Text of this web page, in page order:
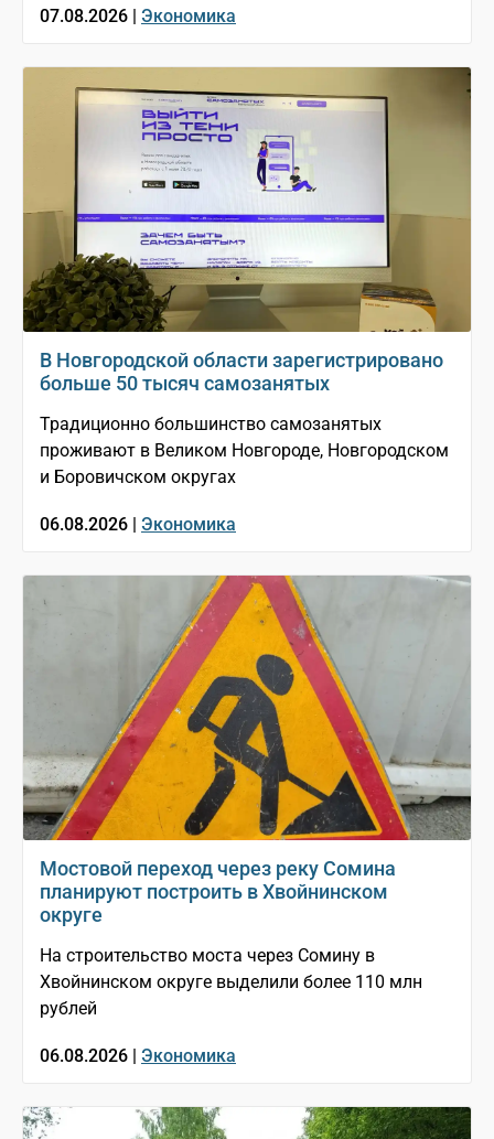
07.08.2026 | Экономика
В Новгородской области зарегистрировано
больше 50 тысяч самозанятых
Традиционно большинство самозанятых
проживают в Великом Новгороде, Новгородском
и Боровичском округах
06.08.2026 | Экономика
Мостовой переход через реку Сомина
планируют построить в Хвойнинском
округе
На строительство моста через Сомину в
Хвойнинском округе выделили более 110 млн
рублей
06.08.2026 | Экономика